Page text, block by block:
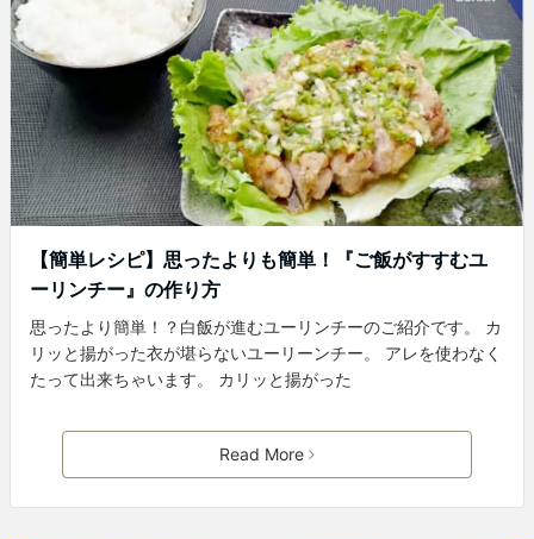
【簡単レシピ】思ったよりも簡単！『ご飯がすすむユ
ーリンチー』の作り方
思ったより簡単！？白飯が進むユーリンチーのご紹介です。 カ
リッと揚がった衣が堪らないユーリーンチー。 アレを使わなく
たって出来ちゃいます。 カリッと揚がった
Read More